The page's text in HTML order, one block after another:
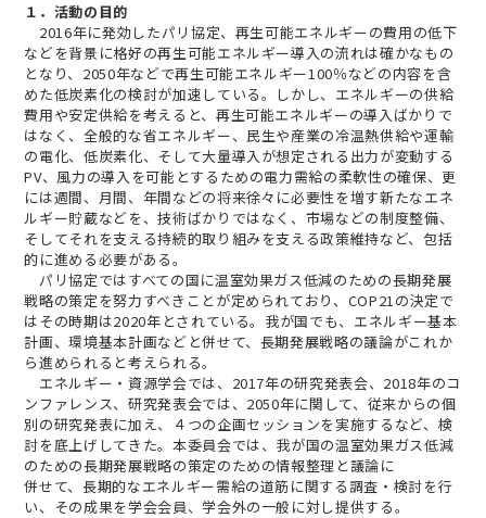
１．活動の目的
2016年に発効したパリ協定、再生可能エネルギーの費用の低下
などを背景に格好の再生可能エネルギー導入の流れは確かなもの
となり、2050年などで再生可能エネルギー100％などの内容を含
めた低炭素化の検討が加速している。しかし、エネルギーの供給
費用や安定供給を考えると、再生可能エネルギーの導入ばかりで
はなく、全般的な省エネルギー、民生や産業の冷温熱供給や運輸
の電化、低炭素化、そして大量導入が想定される出力が変動する
PV、風力の導入を可能とするための電力需給の柔軟性の確保、更
には週間、月間、年間などの将来徐々に必要性を増す新たなエネ
ルギー貯蔵などを、技術ばかりではなく、市場などの制度整備、
そしてそれを支える持続的取り組みを支える政策維持など、包括
的に進める必要がある。
パリ協定ではすべての国に温室効果ガス低減のための長期発展
戦略の策定を努力すべきことが定められており、COP21の決定で
はその時期は2020年とされている。我が国でも、エネルギー基本
計画、環境基本計画などと併せて、長期発展戦略の議論がこれか
ら進められると考えられる。
エネルギー・資源学会では、2017年の研究発表会、2018年のコ
ンファレンス、研究発表会では、2050年に関して、従来からの個
別の研究発表に加え、４つの企画セッションを実施するなど、検
討を底上げしてきた。本委員会では、我が国の温室効果ガス低減
のための長期発展戦略の策定のための情報整理と議論に
併せて、長期的なエネルギー需給の道筋に関する調査・検討を行
い、その成果を学会会員、学会外の一般に対し提供する。